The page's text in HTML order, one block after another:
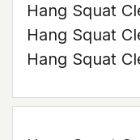
Hang Squat
Hang Squat
Hang Squat